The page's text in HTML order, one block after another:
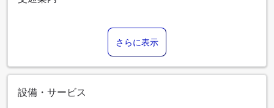
さらに表示
設備・サービス